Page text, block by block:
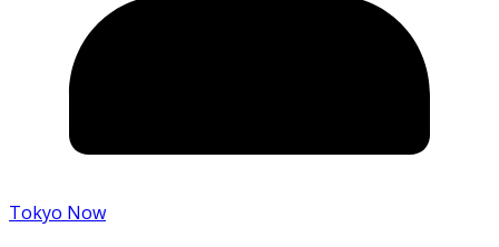
Tokyo Now